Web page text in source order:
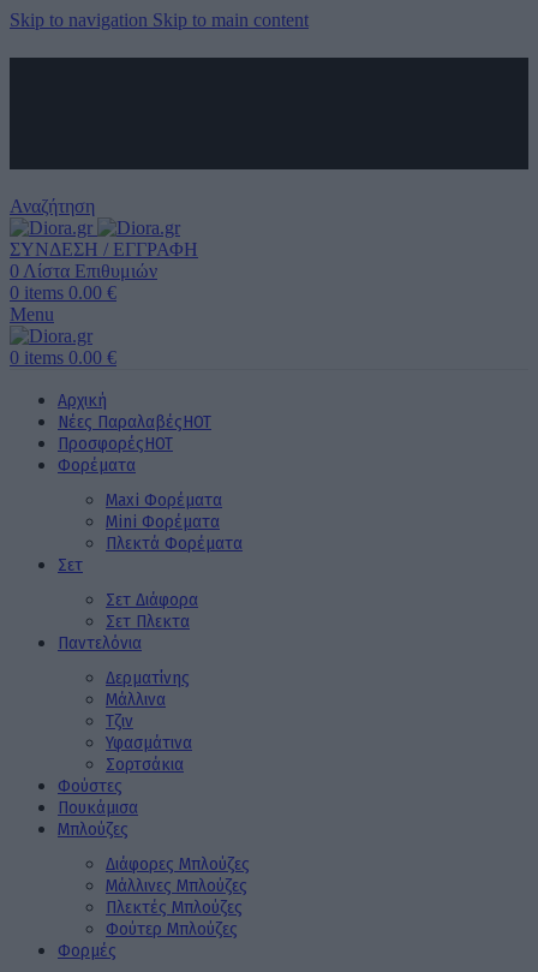
Skip to navigation Skip to main content
Αναζήτηση
ΣΥΝΔΕΣΗ / ΕΓΓΡΑΦΗ
0 Λίστα Επιθυμιών
0 items 0.00 €
Menu
0 items 0.00 €
Αρχική
Νέες ΠαραλαβέςHOT
ΠροσφορέςHOT
Φορέματα
Maxi Φορέματα
Mini Φορέματα
Πλεκτά Φορέματα
Σετ
Σετ Διάφορα
Σετ Πλεκτα
Παντελόνια
Δερματίνης
Μάλλινα
Τζιν
Υφασμάτινα
Σορτσάκια
Φούστες
Πουκάμισα
Μπλούζες
Διάφορες Μπλούζες
Μάλλινες Μπλούζες
Πλεκτές Μπλούζες
Φούτερ Μπλούζες
Φορμές